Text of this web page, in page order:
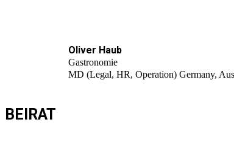
Oliver Haub
Gastronomie
MD (Legal, HR, Operation) Germany,
BEIRAT